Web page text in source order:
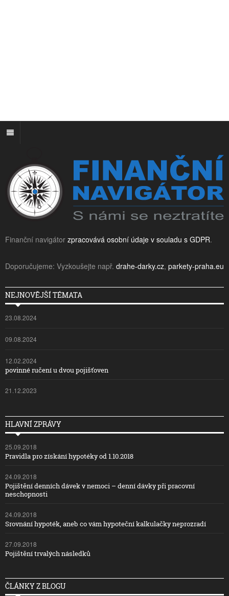
Finanční navigátor zpracovává osobní údaje v souladu s GDPR.
Doporučujeme: Vyzkoušejte např. drahe-darky.cz, parkety-praha.eu
NEJNOVĚJŠÍ TÉMATA
23.08.2024
09.08.2024
12.02.2024
povinné ručení u dvou pojišťoven
21.12.2023
HLAVNÍ ZPRÁVY
25.09.2018
Pravidla pro získání hypotéky od 1.10.2018
24.09.2018
Pojištění denních dávek v nemoci – denní dávky při pracovní
neschopnosti
24.09.2018
Srovnání hypoték, aneb co vám hypoteční kalkulačky neprozradí
27.09.2018
Pojištění trvalých následků
ČLÁNKY Z BLOGU